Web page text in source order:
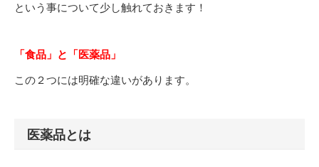
という事について少し触れておきます！
「食品」と「医薬品」
この２つには明確な違いがあります。
医薬品とは